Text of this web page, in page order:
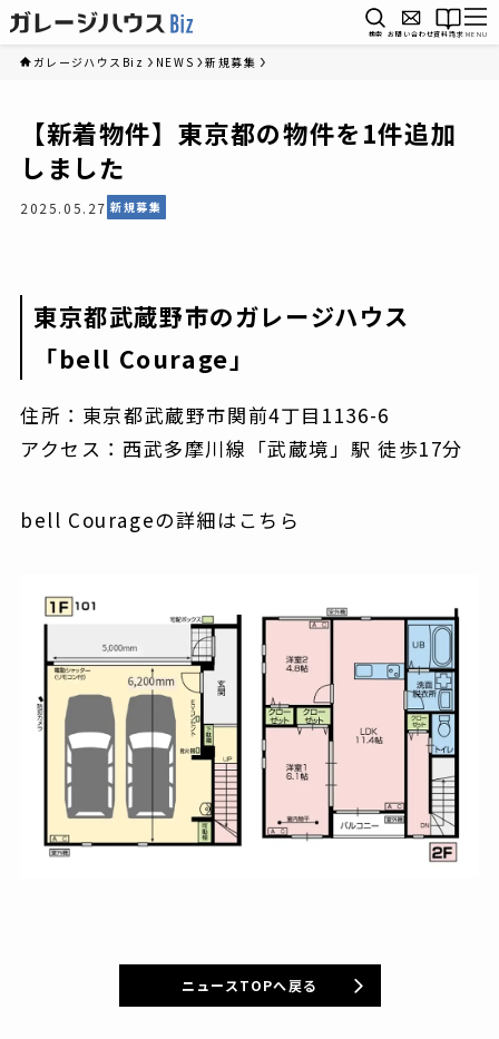
検索 お問い合わせ資料請求 MENU
ガレージハウスBiz NEWS 新規募集
【新着物件】東京都の物件を1件追加
しました
新規募集
2025.05.27
東京都武蔵野市のガレージハウス
「bell Courage」
住所：東京都武蔵野市関前4丁目1136-6
アクセス：西武多摩川線「武蔵境」駅 徒歩17分
bell Courageの詳細はこちら
ニュースTOPへ戻る